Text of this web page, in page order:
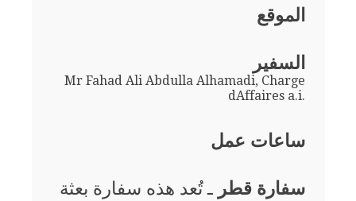
الموقع
السفير
Mr Fahad Ali Abdulla Alhamadi, Charge
dAffaires a.i.
ساعات عمل
سفارة قطر ـ تُعد هذه سفارة بعثة